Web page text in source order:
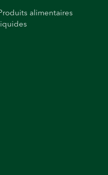
alimentaires